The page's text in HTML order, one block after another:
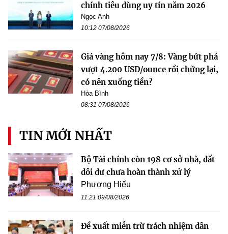
chính tiêu dùng uy tín năm 2026
Ngọc Anh
10:12 07/08/2026
Giá vàng hôm nay 7/8: Vàng bứt phá
vượt 4.200 USD/ounce rồi chững lại,
có nên xuống tiền?
Hòa Bình
08:31 07/08/2026
TIN MỚI NHẤT
Bộ Tài chính còn 198 cơ sở nhà, đất
dôi dư chưa hoàn thành xử lý
Phương Hiếu
11:21 09/08/2026
Đề xuất miễn trừ trách nhiệm dân